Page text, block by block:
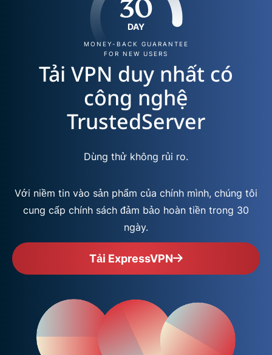
30
DAY
MONEY-BACK GUARANTEE
FOR NEW USERS
Tải VPN duy nhất có
công nghệ
TrustedServer
Dùng thử không rủi ro.
Với niềm tin vào sản phẩm của chính mình, chúng tôi
cung cấp chính sách đảm bảo hoàn tiền trong 30
ngày.
Tải ExpressVPN